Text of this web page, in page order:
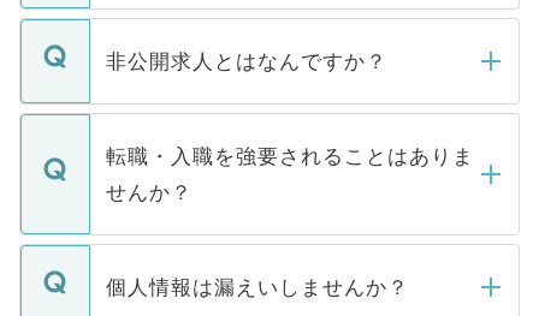
ご登録いただきましたら、弊社担当者がご
登録内容を確認し、その後メールもしくは
ます。通常、5営業日以内にはご連絡をせて
いただきますので、しばらくお待ちくださ
い。
非公開求人とはなんですか？
マイナビDOCTORで取り扱っている求人の
うち約3割は、Webサイトからご覧いただ
けない「非公開求人」です。非公開求人は
下記の理由によって、一般には公開してい
ません。
■応募殺到を避けるため 人気のある医療機
転職・入職を強要されることはありま
せんか？
転職・入職を強要することは一切ありませ
ん。また、仮に応募先から内定をいただい
個人情報は漏えいしませんか？